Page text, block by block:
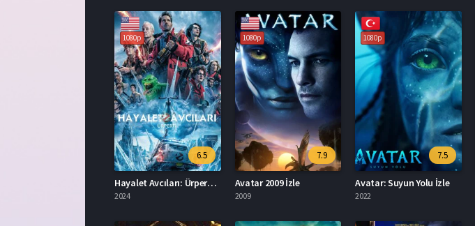
1080p
6.5
Hayalet Avcıları: Ürperti İzle
2024
1080p
7.9
Avatar 2009 İzle
2009
1080p
7.5
Avatar: Suyun Yolu İzle
2022